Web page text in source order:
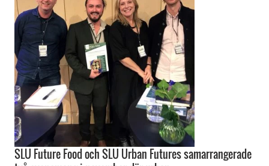
SLU Future Food och SLU Urban Futures samarrangerade